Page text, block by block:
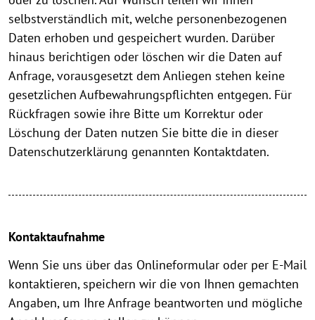
selbstverständlich mit, welche personenbezogenen
Daten erhoben und gespeichert wurden. Darüber
hinaus berichtigen oder löschen wir die Daten auf
Anfrage, vorausgesetzt dem Anliegen stehen keine
gesetzlichen Aufbewahrungspflichten entgegen. Für
Rückfragen sowie ihre Bitte um Korrektur oder
Löschung der Daten nutzen Sie bitte die in dieser
Datenschutzerklärung genannten Kontaktdaten.
Kontaktaufnahme
Wenn Sie uns über das Onlineformular oder per E-Mail
kontaktieren, speichern wir die von Ihnen gemachten
Angaben, um Ihre Anfrage beantworten und mögliche